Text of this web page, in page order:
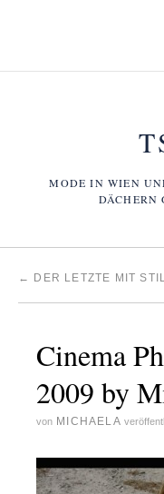
MODE IN WIEN
DÄCHERN
← DER LETZTE MIT
Cinema
2009 by
von MICHAELA